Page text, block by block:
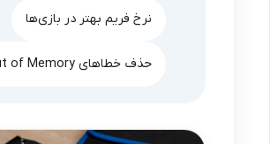
نرخ فریم بهتر در بازی‌ها
حذف خطاهای Out of Memory